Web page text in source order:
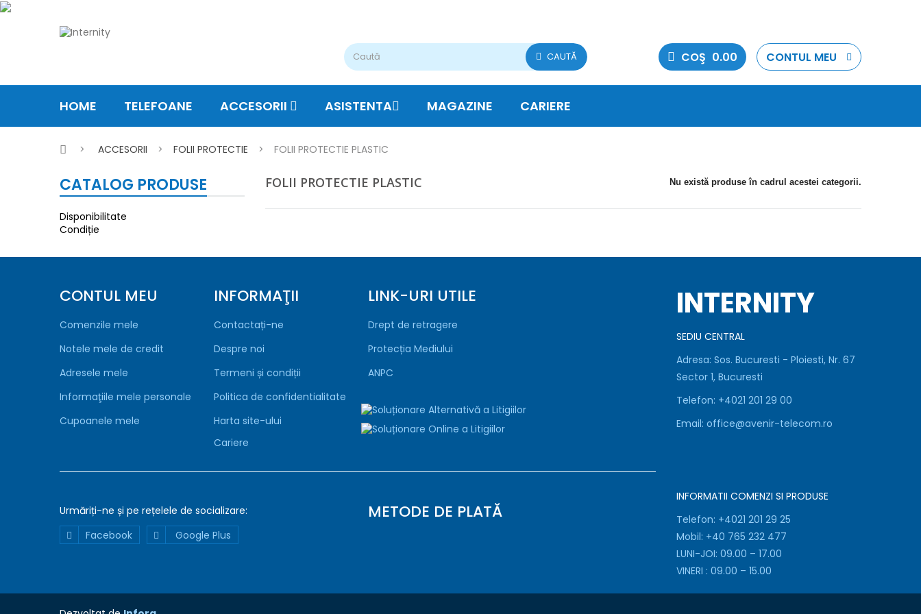
CAUTĂ CONTUL MEU
COŞ 0.00
HOME TELEFOANE ACCESORII ASISTENTA MAGAZINE CARIERE
> ACCESORII > FOLII PROTECTIE > FOLII PROTECTIE PLASTIC
CATALOG PRODUSE
Disponibilitate
Condiție
FOLII PROTECTIE PLASTIC Nu există produse în cadrul acestei categorii.
CONTUL MEU
Comenzile mele
Notele mele de credit
Adresele mele
Informaţiile mele personale
Cupoanele mele
INFORMAŢII
Contactați-ne
Despre noi
Termeni și condiții
Politica de confidentialitate
Harta site-ului
Cariere
LINK-URI UTILE
Drept de retragere
Protecția Mediului
ANPC
Urmăriți-ne și pe rețelele de socializare:
Facebook
Google Plus
METODE DE PLATĂ
INTERNITY
SEDIU CENTRAL
Adresa: Sos. Bucuresti - Ploiesti, Nr. 67
Sector 1, Bucuresti
Telefon: +4021 201 29 00
Email: office@avenir-telecom.ro
INFORMATII COMENZI SI PRODUSE
Telefon: +4021 201 29 25
Mobil: +40 765 232 477
LUNI-JOI: 09.00 – 17.00
VINERI : 09.00 – 15.00
Declaratie Detalii Despre
functionarea